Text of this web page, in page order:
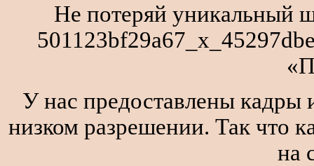
Не потеряй уникальный
У нас предоставлены кадры
низком разрешении. Так что
на